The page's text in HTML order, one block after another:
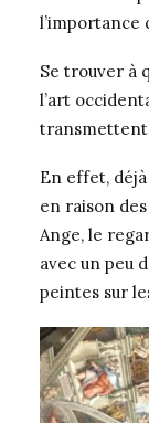
l’importance
Se trouver à
l’art
transmettent
En effet,
en raison
Ange, le
avec un peu
peintes sur